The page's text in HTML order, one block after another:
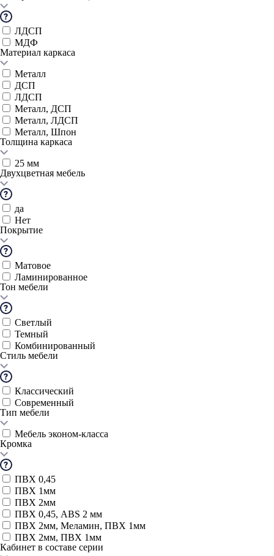
ЛДСП
МДФ
Материал каркаса
Металл
ДСП
ЛДСП
Металл, ДСП
Металл, ЛДСП
Металл, Шпон
Толщина каркаса
25 мм
Двухцветная мебель
да
Нет
Покрытие
Матовое
Ламинированное
Тон мебели
Светлый
Темный
Комбинированный
Стиль мебели
Классический
Современный
Тип мебели
Мебель эконом-класса
Кромка
ПВХ 0,45
ПВХ 1мм
ПВХ 2мм
ПВХ 0,45, ABS 2 мм
ПВХ 2мм, Меламин, ПВХ 1мм
ПВХ 2мм, ПВХ 1мм
Кабинет в составе серии